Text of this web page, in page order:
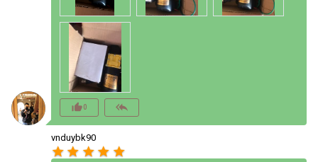
thumb_up_alt0 reply_all
vnduybk90
star star star star star